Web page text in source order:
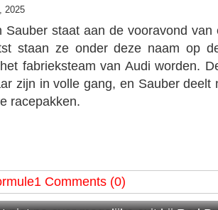
2025
Sauber staat aan de vooravond van
staan ze onder deze naam op
fabrieksteam van Audi worden.
zijn in volle gang, en Sauber deelt
racepakken.
Comments (0)